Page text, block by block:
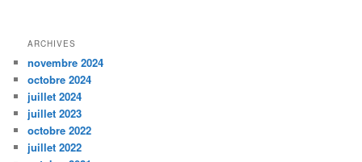
ARCHIVES
novembre 2024
octobre 2024
juillet 2024
juillet 2023
octobre 2022
juillet 2022